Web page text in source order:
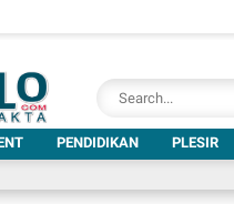
PENDIDIKAN PLESIR